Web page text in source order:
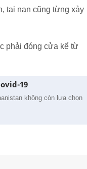
tai nạn cũng từng xảy
phải đóng cửa kể từ
19
không còn lựa chọn